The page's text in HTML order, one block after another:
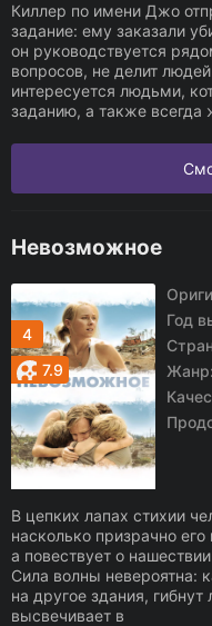
Киллер по имени Джо
задание: ему заказали
он руководствуется
вопросов, не делит
интересуется людьми,
заданию, а также всегда
Невозможное
4
7.9
Год
Жанр:
В цепких лапах стихии
насколько призрачно
а повествует о
Сила волны невероятна:
на другое здания,
высвечивает в